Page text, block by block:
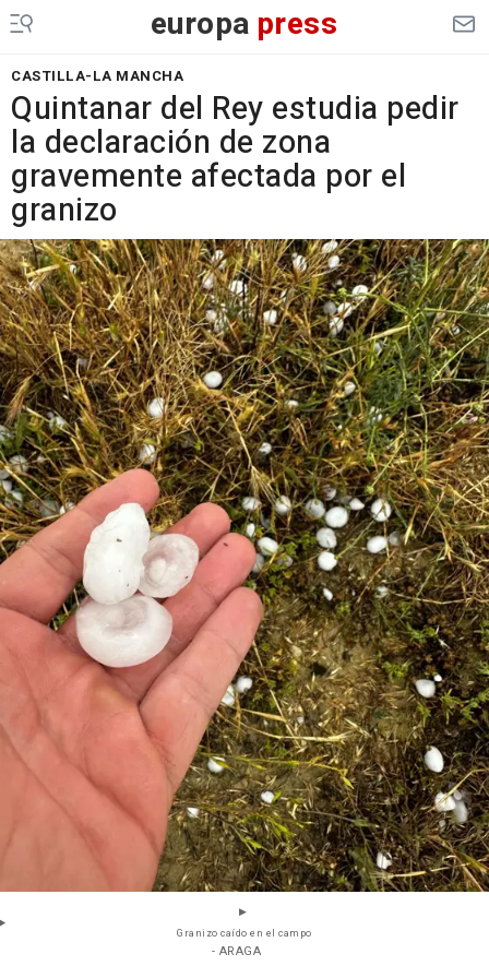
europa press
CASTILLA-LA MANCHA
Quintanar del Rey estudia pedir
la declaración de zona
gravemente afectada por el
granizo
Granizo caído en el campo
- ARAGA